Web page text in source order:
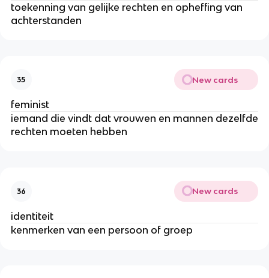
toekenning van gelijke rechten en opheffing van
achterstanden
35 New cards
feminist
iemand die vindt dat vrouwen en mannen dezelfde
rechten moeten hebben
36 New cards
identiteit
kenmerken van een persoon of groep